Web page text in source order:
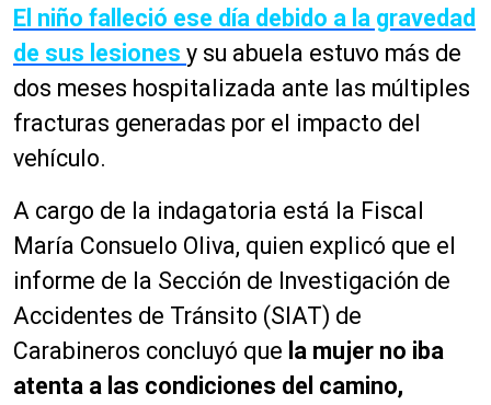
El niño falleció ese día debido a la gravedad
de sus lesiones y su abuela estuvo más de
dos meses hospitalizada ante las múltiples
fracturas generadas por el impacto del
vehículo.
A cargo de la indagatoria está la Fiscal
María Consuelo Oliva, quien explicó que el
informe de la Sección de Investigación de
Accidentes de Tránsito (SIAT) de
Carabineros concluyó que la mujer no iba
atenta a las condiciones del camino,